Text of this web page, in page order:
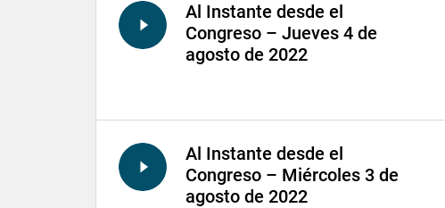
Al Instante desde el
Congreso – Jueves 4 de
agosto de 2022
Al Instante desde el
Congreso – Miércoles 3 de
agosto de 2022